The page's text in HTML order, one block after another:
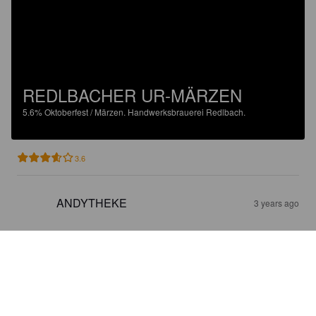
REDLBACHER UR-MÄRZEN
5.6%Oktoberfest / Märzen. Handwerksbrauerei Redlbach.
3.6
ANDYTHEKE 3 years ago